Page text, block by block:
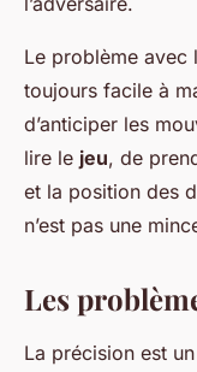
Le problème avec
toujours facile à
d’anticiper les
lire le jeu, de
et la position des
n’est pas une
Les
La précision est